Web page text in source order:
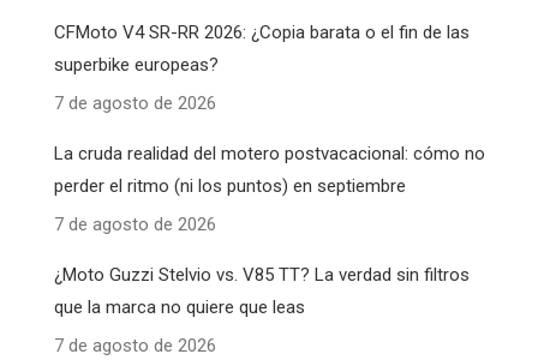
CFMoto V4 SR-RR 2026: ¿Copia barata o el fin de las
superbike europeas?
7 de agosto de 2026
La cruda realidad del motero postvacacional: cómo no
perder el ritmo (ni los puntos) en septiembre
7 de agosto de 2026
¿Moto Guzzi Stelvio vs. V85 TT? La verdad sin filtros
que la marca no quiere que leas
7 de agosto de 2026